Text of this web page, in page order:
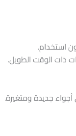
استخدام.
ذات الوقت الطويل.
جديدة ومتغيرة.